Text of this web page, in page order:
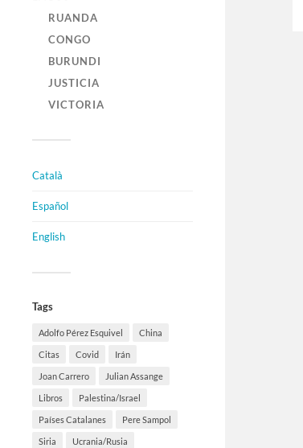
RUANDA
CONGO
BURUNDI
JUSTICIA
VICTORIA
Català
Español
English
Tags
Adolfo Pérez Esquivel China
Citas Covid Irán
Joan Carrero Julian Assange
Libros Palestina/Israel
Países Catalanes Pere Sampol
Siria Ucrania/Rusia